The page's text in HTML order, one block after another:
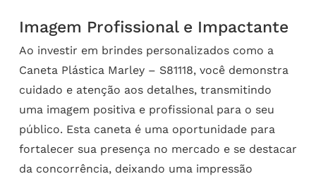
Imagem Profissional e Impactante
Ao investir em brindes personalizados como a
Caneta Plástica Marley – S81118, você demonstra
cuidado e atenção aos detalhes, transmitindo
uma imagem positiva e profissional para o seu
público. Esta caneta é uma oportunidade para
fortalecer sua presença no mercado e se destacar
da concorrência, deixando uma impressão